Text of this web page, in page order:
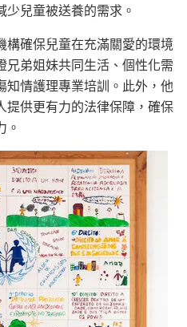
兒童被送養的需求。
構確保兒童在充滿關愛的環境
兄弟姐妹共同生活、個性化需
知情護理專業培訓。此外，他
提供更有力的法律保障，確保
。